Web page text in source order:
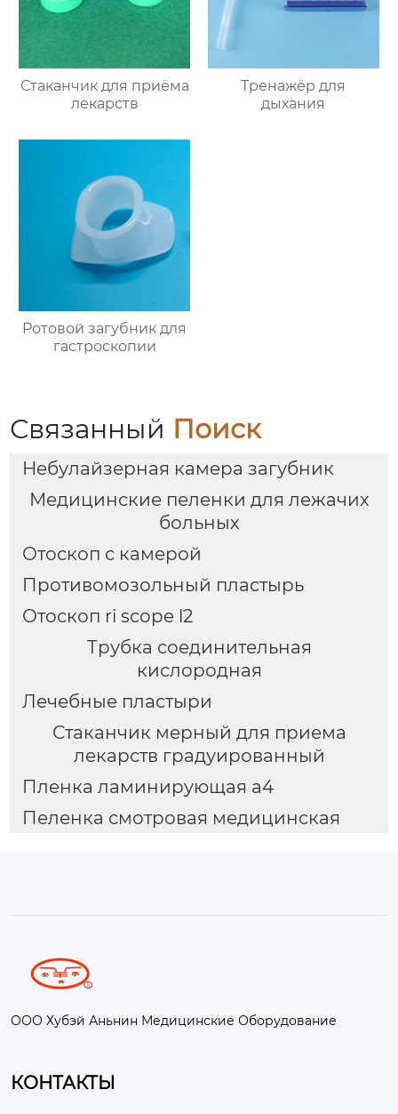
Стаканчик для приёма
лекарств
Тренажёр для
дыхания
Ротовой загубник для
гастроскопии
Связанный Поиск
Небулайзерная камера загубник
Медицинские пеленки для лежачих
больных
Отоскоп с камерой
Противомозольный пластырь
Отоскоп ri scope l2
Трубка соединительная
кислородная
Лечебные пластыри
Стаканчик мерный для приема
лекарств градуированный
Пленка ламинирующая a4
Пеленка смотровая медицинская
ООО Хубэй Аньнин Медицинские Оборудование
КОНТАКТЫ